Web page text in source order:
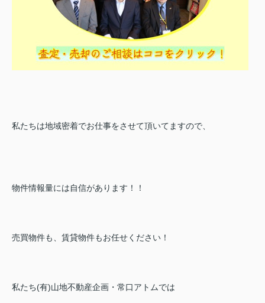
私たちは地域密着でお仕事をさせて頂いてますので、
物件情報量には自信があります！！
売買物件も、賃貸物件もお任せください！
私たち(有)山地不動産企画・常口アトムでは